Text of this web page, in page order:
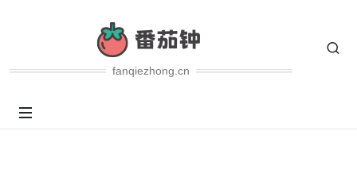
fanqiezhong.cn